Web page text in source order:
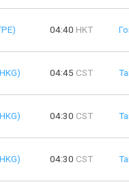
04:40 HKT
04:45 CST
04:30 CST
04:30 CST